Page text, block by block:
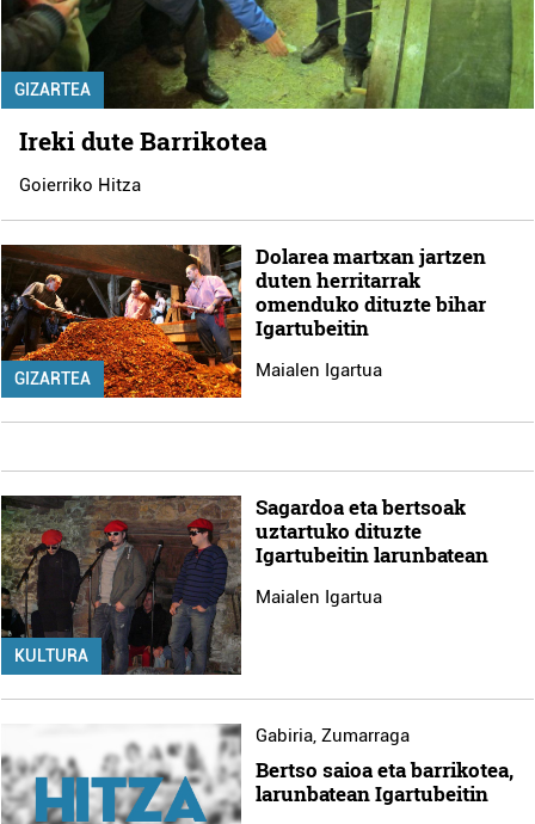
GIZARTEA
Ireki dute Barrikotea
Goierriko Hitza
GIZARTEA
Dolarea martxan jartzen
duten herritarrak
omenduko dituzte bihar
Igartubeitin
Maialen Igartua
KULTURA
Sagardoa eta bertsoak
uztartuko dituzte
Igartubeitin larunbatean
Maialen Igartua
Gabiria, Zumarraga
Bertso saioa eta barrikotea,
larunbatean Igartubeitin